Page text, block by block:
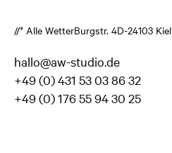
//* Alle WetterBurgstr. 4D-24103 Kiel
hallo@aw-studio.de
+49 (0) 431 53 03 86 32
+49 (0) 176 55 94 30 25